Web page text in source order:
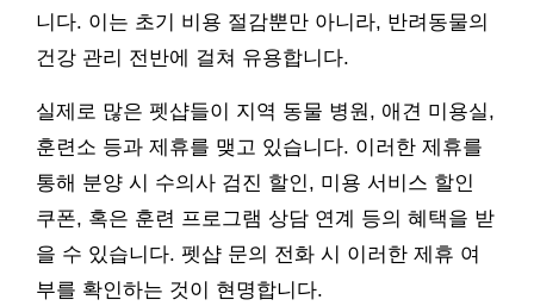
니다. 이는 초기 비용 절감뿐만 아니라, 반려동물의
건강 관리 전반에 걸쳐 유용합니다.
실제로 많은 펫샵들이 지역 동물 병원, 애견 미용실,
훈련소 등과 제휴를 맺고 있습니다. 이러한 제휴를
통해 분양 시 수의사 검진 할인, 미용 서비스 할인
쿠폰, 혹은 훈련 프로그램 상담 연계 등의 혜택을 받
을 수 있습니다. 펫샵 문의 전화 시 이러한 제휴 여
부를 확인하는 것이 현명합니다.